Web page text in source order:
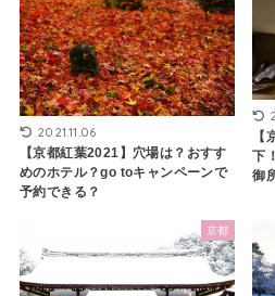
2021.11.06
【京都紅葉2021】穴場は？おすす
めのホテル？go toキャンペーンで
予約できる？
下
御
京都